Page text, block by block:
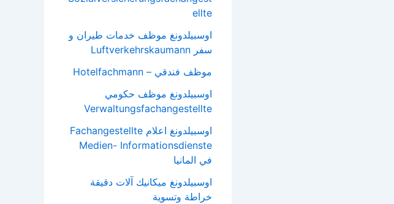
ellte
اوسبيلدونغ موظف خدمات طيران و
سفر Luftverkehrskaumann
موظف فندقي – Hotelfachmann
اوسبيلدونغ موظف حكومي
Verwaltungsfachangestellte
اوسبيلدونغ اعلام Fachangestellte
Medien- Informationsdienste
في المانيا
اوسبيلدونغ ميكانيك آلات دقيقة
خراطة وتسوية